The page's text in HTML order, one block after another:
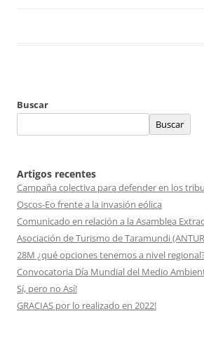
Buscar
Buscar
Artigos recentes
Campaña colectiva para defender en los
Oscos-Eo frente a la invasión eólica
Comunicado en relación a la Asamblea
Asociación de Turismo de Taramundi
28M ¿qué opciones tenemos a nivel regional?
Convocatoria Día Mundial del Medio
Sí, pero no Así!
GRACIAS por lo realizado en 2022!